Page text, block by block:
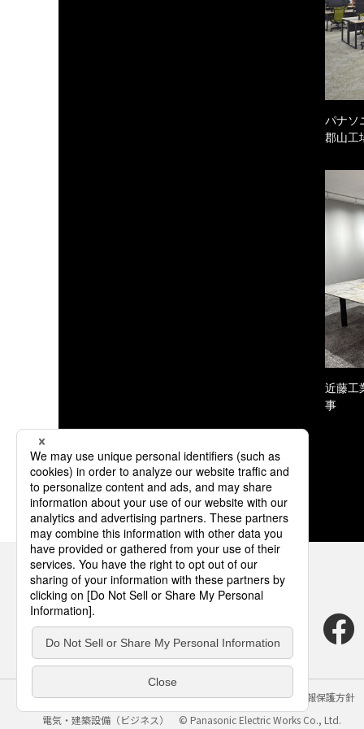
パナソ
郡山工
近藤工
事
サイトのご利用にあたって クッキーポリシー
個人情報保護方針
電気・建築設備（ビジネス）
© Panasonic Electric Works Co., Ltd.